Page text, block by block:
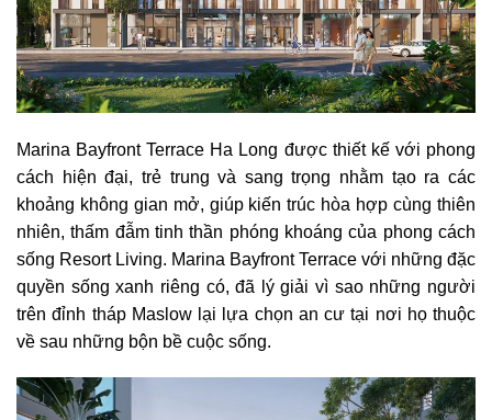
Marina Bayfront Terrace Ha Long được thiết kế với phong
cách hiện đại, trẻ trung và sang trọng nhằm tạo ra các
khoảng không gian mở, giúp kiến trúc hòa hợp cùng thiên
nhiên, thấm đẫm tinh thần phóng khoáng của phong cách
sống Resort Living. Marina Bayfront Terrace với những đặc
quyền sống xanh riêng có, đã lý giải vì sao những người
trên đỉnh tháp Maslow lại lựa chọn an cư tại nơi họ thuộc
về sau những bộn bề cuộc sống.